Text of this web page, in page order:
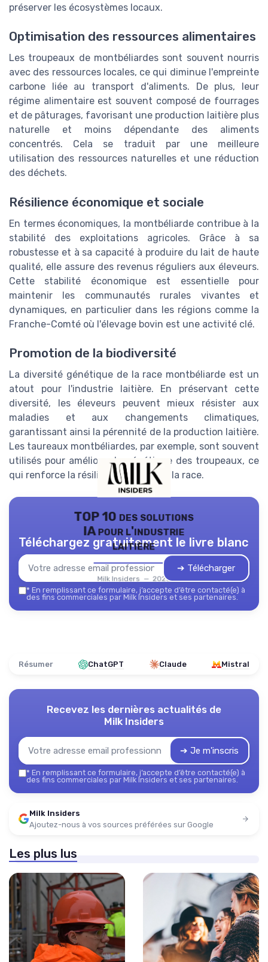
préserver les écosystèmes locaux.
Optimisation des ressources alimentaires
Les troupeaux de montbéliardes sont souvent nourris
avec des ressources locales, ce qui diminue l'empreinte
carbone liée au transport d'aliments. De plus, leur
régime alimentaire est souvent composé de fourrages
et de pâturages, favorisant une production laitière plus
naturelle et moins dépendante des aliments
concentrés. Cela se traduit par une meilleure
utilisation des ressources naturelles et une réduction
des déchets.
Résilience économique et sociale
En termes économiques, la montbéliarde contribue à la
stabilité des exploitations agricoles. Grâce à sa
robustesse et à sa capacité à produire du lait de haute
qualité, elle assure des revenus réguliers aux éleveurs.
Cette stabilité économique est essentielle pour
maintenir les communautés rurales vivantes et
dynamiques, en particulier dans les régions comme la
Franche-Comté où l'élevage bovin est une activité clé.
Promotion de la biodiversité
La diversité génétique de la race montbéliarde est un
atout pour l'industrie laitière. En préservant cette
diversité, les éleveurs peuvent mieux résister aux
maladies et aux changements climatiques,
garantissant ainsi la pérennité de la production laitière.
Les taureaux montbéliardes, par exemple, sont souvent
utilisés pour améliorer la génétique des troupeaux, ce
qui renforce la résilience globale de la race.
TOP 10 des solutions
IA pour l'industrie
laitière
Milk Insiders — 2026
Téléchargez gratuitement le livre blanc
➔ Télécharger
* En remplissant ce formulaire, j’accepte d’être contacté(e) à
des fins commerciales par Milk Insiders et ses partenaires.
Résumer ChatGPT Claude Mistral
Recevez les dernières actualités de
Milk Insiders
➔ Je m'inscris
* En remplissant ce formulaire, j’accepte d’être contacté(e) à
des fins commerciales par Milk Insiders et ses partenaires.
Milk Insiders
Ajoutez-nous à vos sources préférées sur Google
Les plus lus